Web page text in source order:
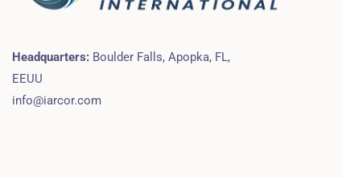
Más Información
Headquarters: Boulder Falls, Apopka, FL,
EEUU
info@iarcor.com